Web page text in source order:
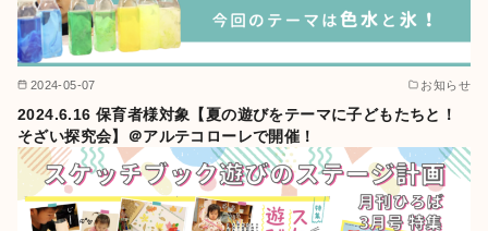
2024-05-07 お知らせ
2024.6.16 保育者様対象【夏の遊びをテーマに子どもたちと！
そざい探究会】＠アルテコローレで開催！